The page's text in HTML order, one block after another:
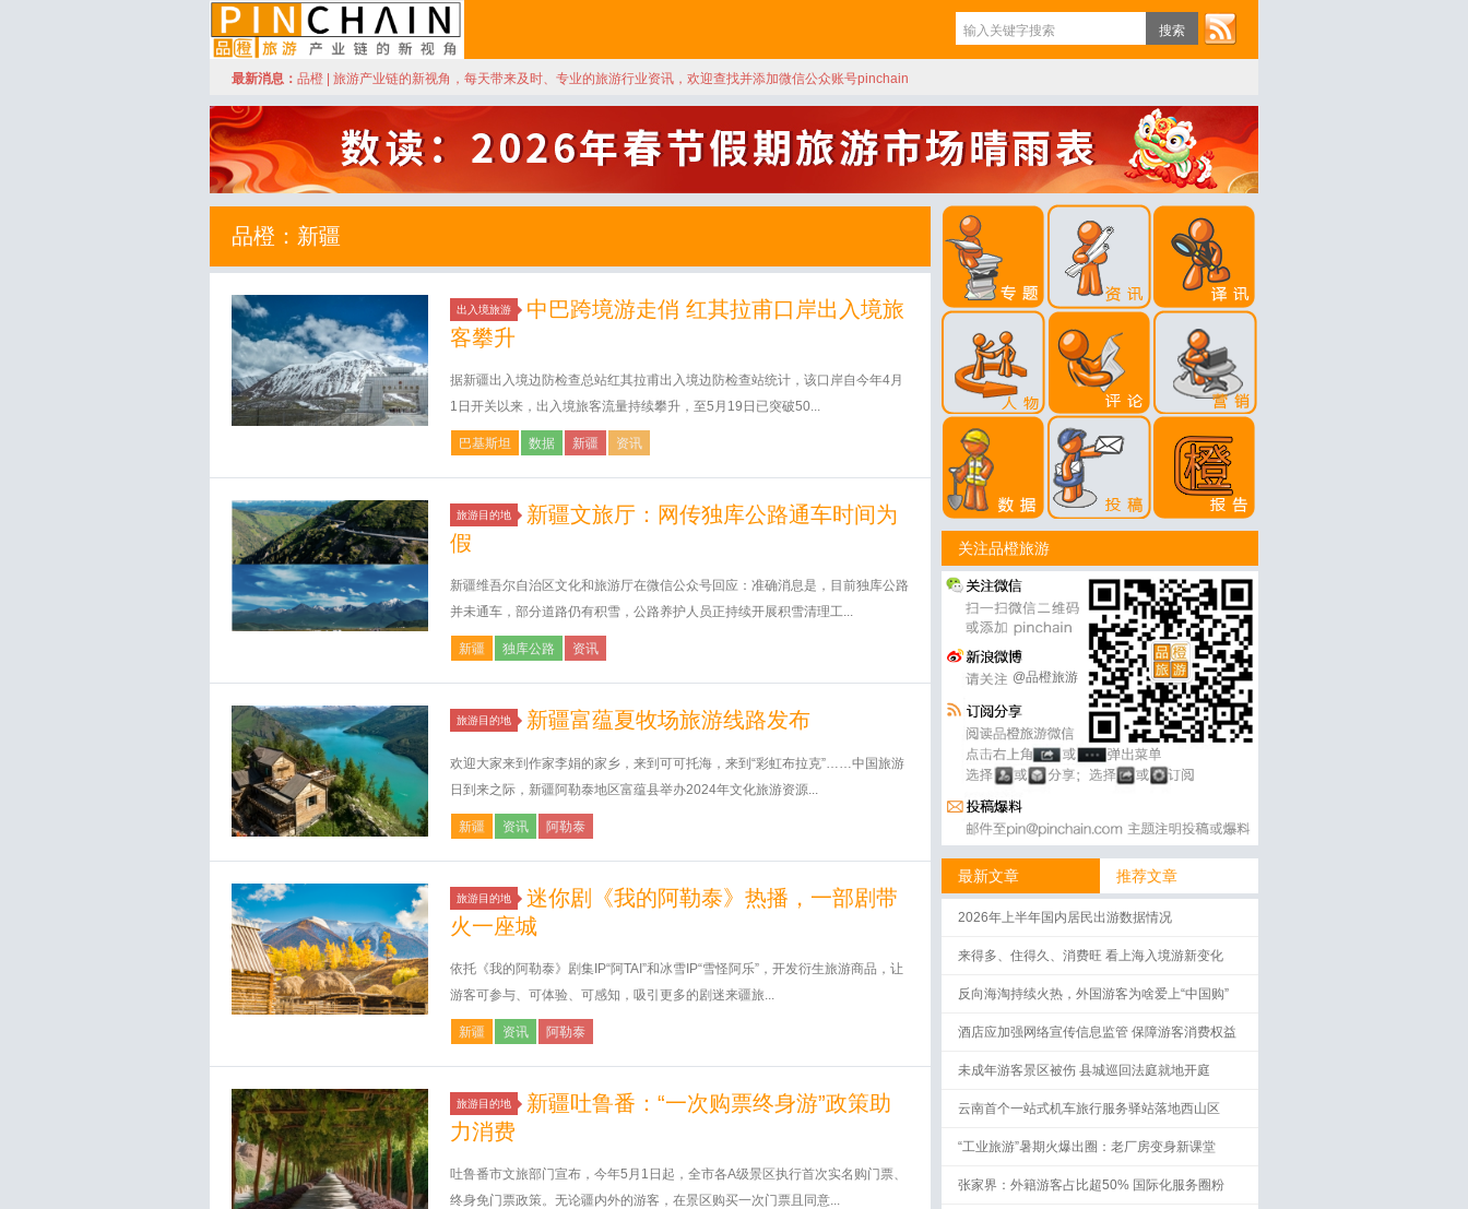
品橙旅游
最新消息： 品橙 | 旅游产业链的新视角，每天带来及时、专业的旅游行业资讯，欢迎查找并添加微信公众账号pinchain
品橙：新疆
出入境旅游
中巴跨境游走俏 红其拉甫口岸出入境旅
客攀升
据新疆出入境边防检查总站红其拉甫出入境边防检查站统计，该口岸自今年4月
1日开关以来，出入境旅客流量持续攀升，至5月19日已突破50...
巴基斯坦 数据 新疆 资讯
旅游目的地
新疆文旅厅：网传独库公路通车时间为
假
新疆维吾尔自治区文化和旅游厅在微信公众号回应：准确消息是，目前独库公路
并未通车，部分道路仍有积雪，公路养护人员正持续开展积雪清理工...
新疆 独库公路 资讯
旅游目的地 新疆富蕴夏牧场旅游线路发布
欢迎大家来到作家李娟的家乡，来到可可托海，来到“彩虹布拉克”……中国旅游
日到来之际，新疆阿勒泰地区富蕴县举办2024年文化旅游资源...
新疆 资讯 阿勒泰
旅游目的地
迷你剧《我的阿勒泰》热播，一部剧带
火一座城
依托《我的阿勒泰》剧集IP“阿TAI”和冰雪IP“雪怪阿乐”，开发衍生旅游商品，让
游客可参与、可体验、可感知，吸引更多的剧迷来疆旅...
新疆 资讯 阿勒泰
旅游目的地
新疆吐鲁番：“一次购票终身游”政策助
力消费
吐鲁番市文旅部门宣布，今年5月1日起，全市各A级景区执行首次实名购门票、
终身免门票政策。无论疆内外的游客，在景区购买一次门票且同意...
关注品橙旅游
@品橙旅游
最新文章 推荐文章
2026年上半年国内居民出游数据情况
来得多、住得久、消费旺 看上海入境游新变化
反向海淘持续火热，外国游客为啥爱上“中国购”
酒店应加强网络宣传信息监管 保障游客消费权益
未成年游客景区被伤 县城巡回法庭就地开庭
云南首个一站式机车旅行服务驿站落地西山区
“工业旅游”暑期火爆出圈：老厂房变身新课堂
张家界：外籍游客占比超50% 国际化服务圈粉